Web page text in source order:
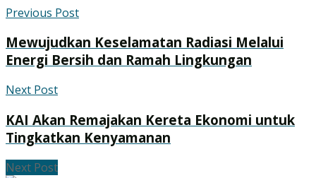
Previous Post
Mewujudkan Keselamatan Radiasi Melalui
Energi Bersih dan Ramah Lingkungan
Next Post
KAI Akan Remajakan Kereta Ekonomi untuk
Tingkatkan Kenyamanan
Next Post